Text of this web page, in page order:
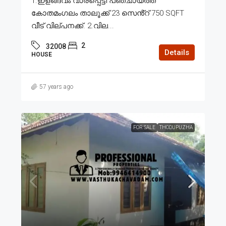
കോതമംഗലം താലൂക്ക് 23 സെൻ്റ് 750 SQFT
വീട് വില്പനക്ക്. 2.വില...
32008 2
HOUSE Details
57 years ago
FOR SALE THODUPUZHA